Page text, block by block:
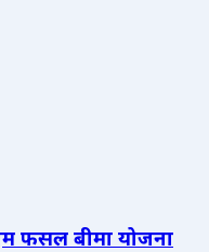
फसल बीमा योजना